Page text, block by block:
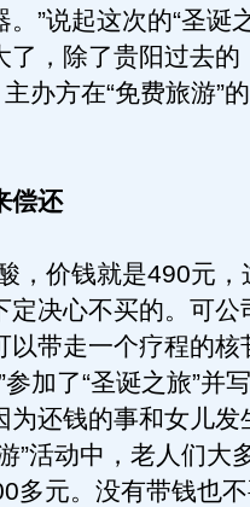
”说起这次的“圣诞
了，除了贵阳过去的
办方在“免费旅游”
偿还
价钱就是490元，
定决心不买的。可公
以带走一个疗程的核
加了“圣诞之旅”并
为还钱的事和女儿发
”活动中，老人们大
多元。没有带钱也